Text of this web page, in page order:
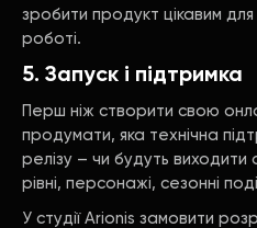
зробити продукт цікавим для
роботі.
5. Запуск і підтримка
Перш ніж створити свою
продумати, яка технічна
релізу – чи будуть
рівні, персонажі, сезонні
У студії Arionis замовити